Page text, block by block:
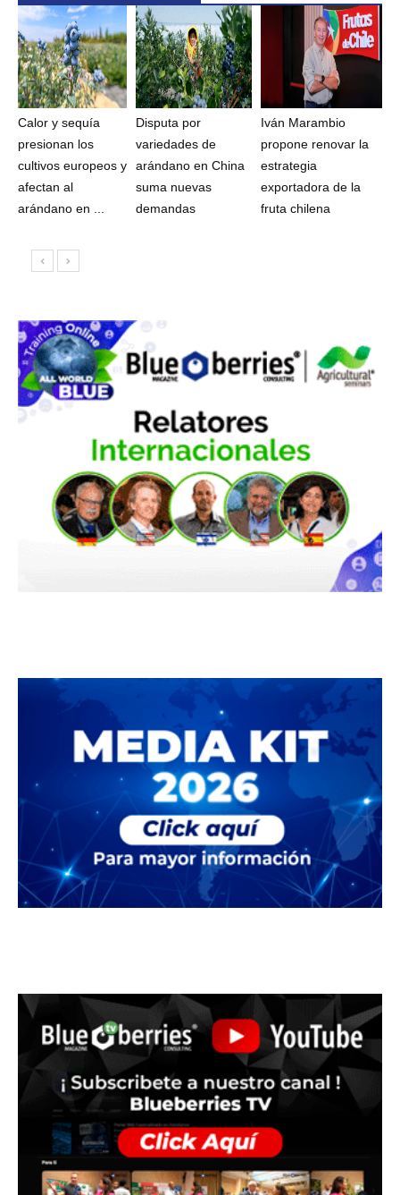
Calor y sequía
presionan los
cultivos europeos y
afectan al
arándano en ...
Disputa por
variedades de
arándano en China
suma nuevas
demandas
Iván Marambio
propone renovar la
estrategia
exportadora de la
fruta chilena